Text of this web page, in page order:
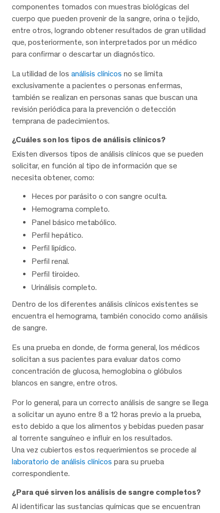
componentes tomados con muestras biológicas del
cuerpo que pueden provenir de la sangre, orina o tejido,
entre otros, logrando obtener resultados de gran utilidad
que, posteriormente, son interpretados por un médico
para confirmar o descartar un diagnóstico.
La utilidad de los análisis clínicos no se limita
exclusivamente a pacientes o personas enfermas,
también se realizan en personas sanas que buscan una
revisión periódica para la prevención o detección
temprana de padecimientos.
¿Cuáles son los tipos de análisis clínicos?
Existen diversos tipos de análisis clínicos que se pueden
solicitar, en función al tipo de información que se
necesita obtener, como:
Heces por parásito o con sangre oculta.
Hemograma completo.
Panel básico metabólico.
Perfil hepático.
Perfil lipídico.
Perfil renal.
Perfil tiroideo.
Urinálisis completo.
Dentro de los diferentes análisis clínicos existentes se
encuentra el hemograma, también conocido como análisis
de sangre.
Es una prueba en donde, de forma general, los médicos
solicitan a sus pacientes para evaluar datos como
concentración de glucosa, hemoglobina o glóbulos
blancos en sangre, entre otros.
Por lo general, para un correcto análisis de sangre se llega
a solicitar un ayuno entre 8 a 12 horas previo a la prueba,
esto debido a que los alimentos y bebidas pueden pasar
al torrente sanguíneo e influir en los resultados.
Una vez cubiertos estos requerimientos se procede al
laboratorio de análisis clínicos para su prueba
correspondiente.
¿Para qué sirven los análisis de sangre completos?
Al identificar las sustancias químicas que se encuentran